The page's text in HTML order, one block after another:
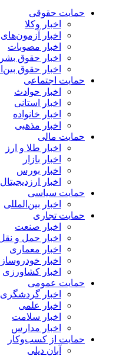
حمایت حقوقی
اخبار وکلا
اخبار
اخبار مصوبات
اخبار حقوق بشر
اخبار حقوق
حمایت اجتماعی
اخبار حوادث
اخبار استانی
اخبار خانواده
اخبار مذهبی
حمایت مالی
اخبار طلا و ارز
اخبار بازار
اخبار بورس
اخبار ارزدیجیتال
حمایت سیاسی
اخبار بین‌المللی
حمایت تجاری
اخبار صنعت
اخبار حمل و
اخبار معماری
اخبار
اخبار کشاورزی
حمایت عمومی
اخبار گردشگری
اخبار علمی
اخبار سلامت
اخبار مدارس
حمایت از کسب‌وکار
آبان دیلی